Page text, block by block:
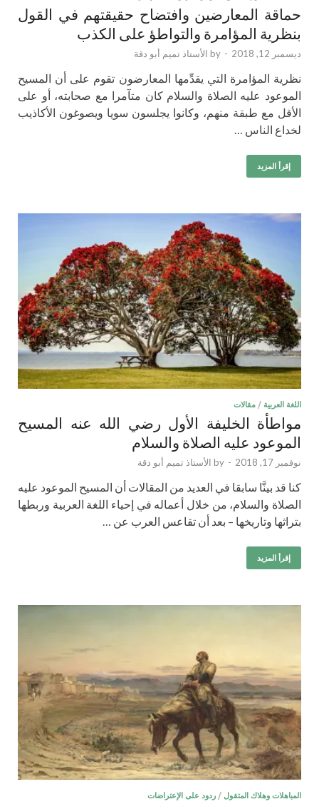
حماقة المعارضين وافتضاح حقيقتهم في القول
بنظرية المؤامرة والتواطؤ على الكذب
ديسمبر 12, 2018 -
by الأستاذ تميم أبو دقة
نظرية المؤامرة التي يقدِّمها المعارضون تقوم على أن المسيح
الموعود عليه الصلاة والسلام كان متآمرا مع صحابته، أو على
الأقل مع طبقة منهم، وكانوا يجلسون سويا ويصوغون الأكاذيب
لخداع الناس …
إقرأ المزيد
اللغة العربية / مقالات
مواطأة الخليفة الأول رضي الله عنه المسيح
الموعود عليه الصلاة والسلام
نوفمبر 17, 2018 -
by الأستاذ تميم أبو دقة
كنا قد بينَّا سابقا في العديد من المقالات أن المسيح الموعود عليه
الصلاة والسلام، من خلال أعماله في إحياء اللغة العربية وربطها
بتراثها وتاريخها – بعد أن تقاعس العرب عن …
إقرأ المزيد
المباهلات وهلاك المتقول / ردود على الإعتراضات